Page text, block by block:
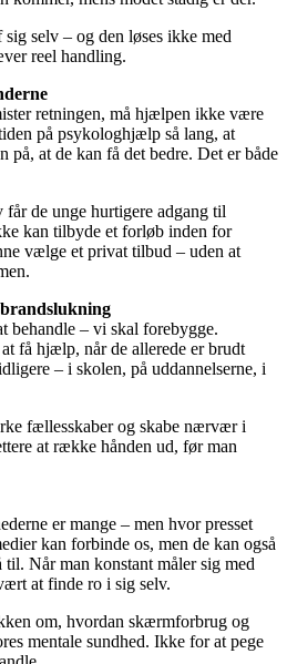
selv – og den løses ikke med
reel handling.
retningen, må hjælpen ikke være
på psykologhjælp så lang, at
på, at de kan få det bedre. Det er både
de unge hurtigere adgang til
kan tilbyde et forløb inden for
vælge et privat tilbud – uden at
behandle – vi skal forebygge.
få hjælp, når de allerede er brudt
– i skolen, på uddannelserne, i
fællesskaber og skabe nærvær i
at række hånden ud, før man
er mange – men hvor presset
kan forbinde os, men de kan også
Når man konstant måler sig med
at finde ro i sig selv.
om, hvordan skærmforbrug og
mentale sundhed. Ikke for at pege